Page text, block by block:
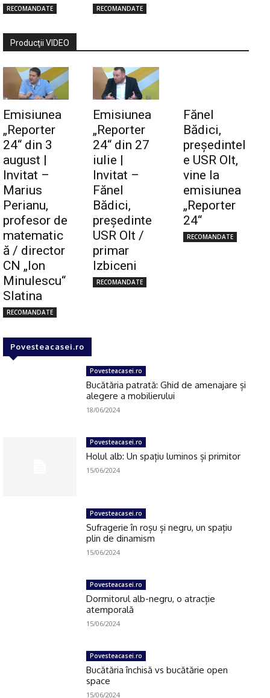
RECOMANDATE RECOMANDATE
Producţii VIDEO
Emisiunea
„Reporter
24“ din 3
august |
Invitat –
Marius
Perianu,
profesor de
matematic
ă / director
CN „Ion
Minulescu“
Slatina
RECOMANDATE
Emisiunea
„Reporter
24“ din 27
iulie |
Invitat –
Fănel
Bădici,
preşedinte
USR Olt /
primar
Izbiceni
RECOMANDATE
Fănel
Bădici,
preşedintel
e USR Olt,
vine la
emisiunea
„Reporter
24“
RECOMANDATE
Povesteacasei.ro
Povesteacasei.ro
Bucătăria patrată: Ghid de amenajare și
alegere a mobilierului
18/06/2024
Povesteacasei.ro
Holul alb: Un spațiu luminos și primitor
15/06/2024
Povesteacasei.ro
Sufragerie în roșu și negru, un spațiu
plin de dinamism
15/06/2024
Povesteacasei.ro
Dormitorul alb-negru, o atracție
atemporală
15/06/2024
Povesteacasei.ro
Bucătăria închisă vs bucătărie open
space
15/06/2024